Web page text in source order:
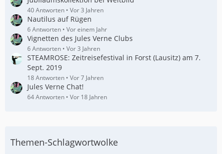
40 Antworten Vor 3 Jahren
Nautilus auf Rügen
6 Antworten Vor einem Jahr
Vignetten des Jules Verne Clubs
6 Antworten Vor 3 Jahren
STEAMROSE: Zeitreisefestival in Forst (Lausitz) am 7.
Sept. 2019
18 Antworten Vor 7 Jahren
Jules Verne Chat!
64 Antworten Vor 18 Jahren
Themen-Schlagwortwolke